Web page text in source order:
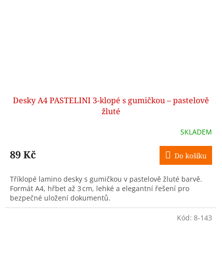
Desky A4 PASTELINI 3‑klopé s gumičkou – pastelově
žluté
SKLADEM
89 Kč Do košíku
Tříklopé lamino desky s gumičkou v pastelově žluté barvě.
Formát A4, hřbet až 3 cm, lehké a elegantní řešení pro
bezpečné uložení dokumentů.
Kód: 8-143